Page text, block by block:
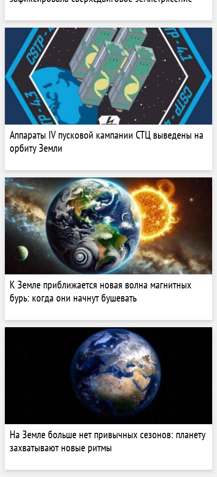
Аппараты IV пусковой кампании СТЦ выведены на
орбиту Земли
К Земле приближается новая волна магнитных
бурь: когда они начнут бушевать
На Земле больше нет привычных сезонов: планету
захватывают новые ритмы